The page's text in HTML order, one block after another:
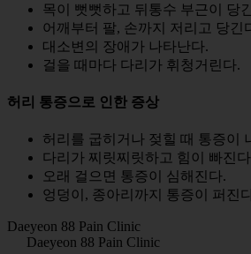
목이 뻣뻣하고 뒤통수 부근이 당
어깨부터 팔, 손까지 저리고 당긴
대소변의 장애가 나타난다.
걸을 때마다 다리가 휘청거린다.
허리 통증으로 인한 증상
허리를 굽히거나 젖힐 때 통증이
다리가 찌릿찌릿하고 힘이 빠진
오래 걸으면 통증이 심해진다.
엉덩이, 종아리까지 통증이 퍼진
Daeyeon 88 Pain Clinic
Daeyeon 88 Pain Clinic